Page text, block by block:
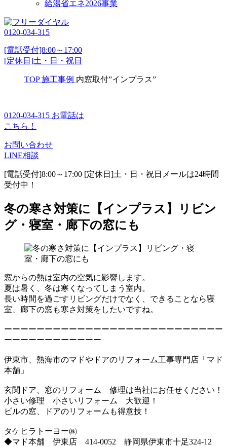
給湯省エネ2026事業
0120-034-315
[電話受付]8:00～17:00
[定休日]土・日・祝日
TOP 施工事例 内窓取付”インプラス”
0120-034-315 お電話は
こちら！
お問い合わせ
LINE相談
[電話受付]8:00～17:00 [定休日]土・日・祝日 メールは24時間
受付中！
冬の寒さ対策に【インプラス】リビン
グ・寝室・廊下の窓にも
窓からの熱は室内の空気に影響します。
夏は暑く、冬は寒くなってしまう室内。
長い時間を過ごすリビングだけでなく、できることなら寝
室、廊下の窓も寒さ対策をしたいですね。
ーーーーーーーーーーーーーーーーーーーーーーーーーーー
ーーーーーーーーーーーー
伊東市、熱海市のマドやドアのリフォーム工事専門店「マド
本舗」
玄関ドア、窓のリフォーム 修理は当社にお任せください！
小さい修理 小さいリフォーム 大歓迎！
ビルの窓、ドアのリフォームも得意技！
タケヒラトーヨー㈱
◆マド本舗 伊東店 414-0052 静岡県伊東市十足324-12